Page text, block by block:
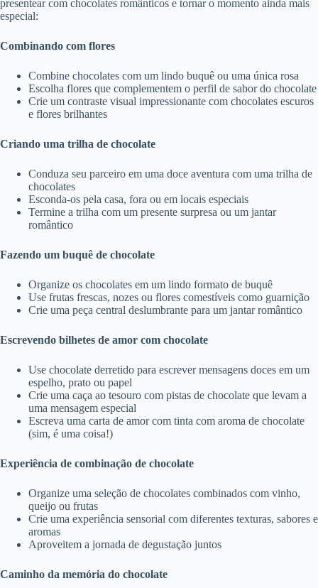
presentear com chocolates românticos e tornar o momento ainda mais
especial:
Combinando com flores
Combine chocolates com um lindo buquê ou uma única rosa
Escolha flores que complementem o perfil de sabor do chocolate
Crie um contraste visual impressionante com chocolates escuros
e flores brilhantes
Criando uma trilha de chocolate
Conduza seu parceiro em uma doce aventura com uma trilha de
chocolates
Esconda-os pela casa, fora ou em locais especiais
Termine a trilha com um presente surpresa ou um jantar
romântico
Fazendo um buquê de chocolate
Organize os chocolates em um lindo formato de buquê
Use frutas frescas, nozes ou flores comestíveis como guarnição
Crie uma peça central deslumbrante para um jantar romântico
Escrevendo bilhetes de amor com chocolate
Use chocolate derretido para escrever mensagens doces em um
espelho, prato ou papel
Crie uma caça ao tesouro com pistas de chocolate que levam a
uma mensagem especial
Escreva uma carta de amor com tinta com aroma de chocolate
(sim, é uma coisa!)
Experiência de combinação de chocolate
Organize uma seleção de chocolates combinados com vinho,
queijo ou frutas
Crie uma experiência sensorial com diferentes texturas, sabores e
aromas
Aproveitem a jornada de degustação juntos
Caminho da memória do chocolate